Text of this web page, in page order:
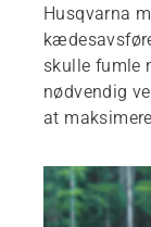
Husqvarna
skulle fumle
nødvendig
at